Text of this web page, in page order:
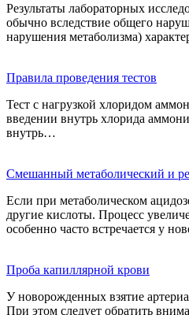
Результаты лабораторных
обычно вследствие общего
нарушения метаболизма)
Правила проведения тестов
Тест с нагрузкой хлоридом
введении внутрь хлорида
внутрь…
Смешанный метаболический и
Если при метаболическом
другие кислоты. Процесс
особенно часто встречается у
Проба капиллярной крови
У новорожденных взятие
При этом следует обратить